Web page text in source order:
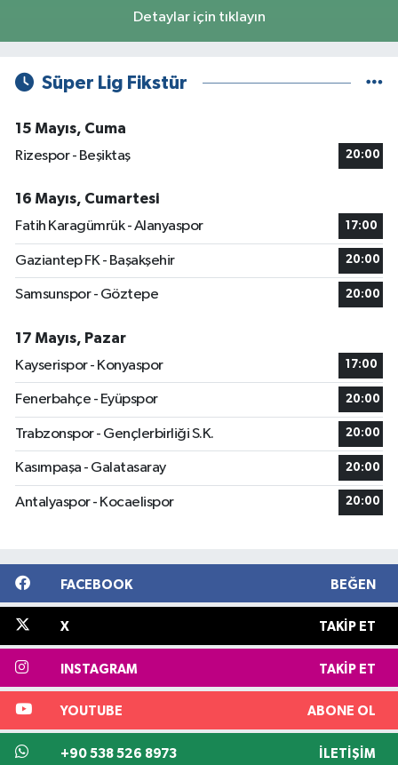
Detaylar için tıklayın
Süper Lig Fikstür
15 Mayıs, Cuma
Rizespor - Beşiktaş
20:00
16 Mayıs, Cumartesi
Fatih Karagümrük - Alanyaspor
17:00
Gaziantep FK - Başakşehir 20:00
Samsunspor - Göztepe 20:00
17 Mayıs, Pazar
Kayserispor - Konyaspor
17:00
Fenerbahçe - Eyüpspor 20:00
Trabzonspor - Gençlerbirliği S.K. 20:00
Kasımpaşa - Galatasaray 20:00
Antalyaspor - Kocaelispor 20:00
FACEBOOK BEĞEN
X TAKIP ET
INSTAGRAM TAKIP ET
YOUTUBE ABONE OL
+90 538 526 8973 İLETIŞIM